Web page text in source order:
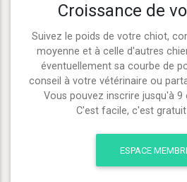
Croissance de
Suivez le poids de votre chiot,
moyenne et à celle d'autres
éventuellement sa courbe de
conseil à votre vétérinaire ou
Vous pouvez inscrire jusqu'à
C'est facile, c'est
ESPACE